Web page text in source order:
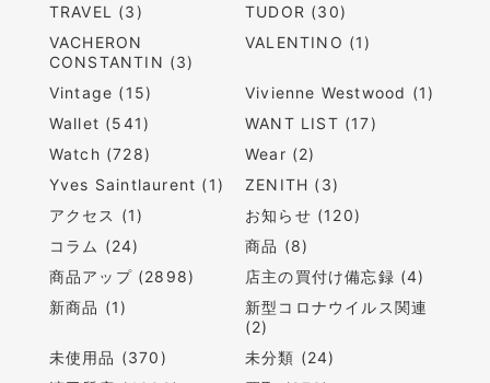
TRAVEL (3)
TUDOR (30)
VACHERON
CONSTANTIN (3)
VALENTINO (1)
Vintage (15)
Vivienne Westwood (1)
Wallet (541)
WANT LIST (17)
Watch (728)
Wear (2)
Yves Saintlaurent (1)
ZENITH (3)
アクセス (1)
お知らせ (120)
コラム (24)
商品 (8)
商品アップ (2898)
店主の買付け備忘録 (4)
新商品 (1)
新型コロナウイルス関連
(2)
未使用品 (370)
未分類 (24)